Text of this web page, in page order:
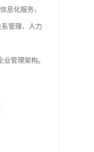
息化服务，
管理、人力
管理架构。